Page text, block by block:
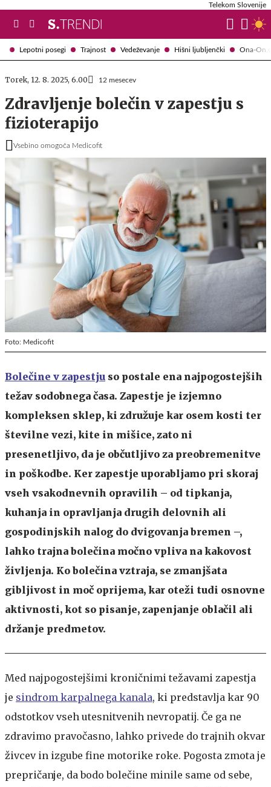
Lepotni posegi Trajnost Vedeževanje Hišni ljubljenčki Ona-
Telekom Slovenije
Torek, 12. 8. 2025, 6.00 12 mesecev
​​Zdravljenje bolečin v zapestju s ​​
fizioterapijo​​
Vsebino omogoča Medicofit
Foto: Medicofit
Bolečine v zapestju so postale ena najpogostejših
težav sodobnega časa. Zapestje je izjemno
kompleksen sklep, ki združuje kar osem kosti ter
številne vezi, kite in mišice, zato ni
presenetljivo, da je občutljivo za preobremenitve
in poškodbe. Ker zapestje uporabljamo pri skoraj
vseh vsakodnevnih opravilih – od tipkanja,
kuhanja in opravljanja drugih delovnih ali
gospodinjskih nalog do dvigovanja bremen –,
lahko trajna bolečina močno vpliva na kakovost
življenja. Ko bolečina vztraja, se zmanjšata
gibljivost in moč oprijema, kar oteži tudi osnovne
aktivnosti, kot so pisanje, zapenjanje oblačil ali
držanje predmetov.
​Med najpogostejšimi kroničnimi težavami zapestja
je sindrom karpalnega kanala, ki predstavlja kar 90
odstotkov vseh utesnitvenih nevropatij. Če ga ne
zdravimo pravočasno, lahko privede do trajnih okvar
živcev in izgube fine motorike roke. Pogosta zmota je
prepričanje, da bodo bolečine minile same od sebe,